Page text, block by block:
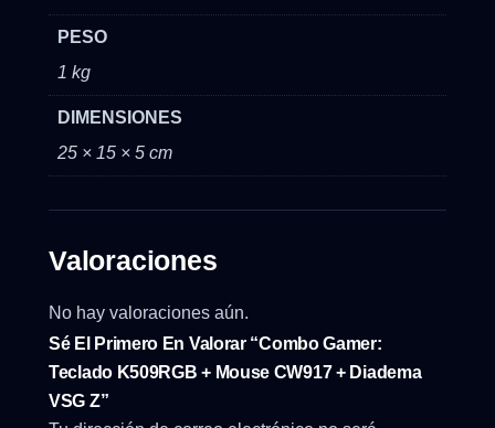
PESO
1 kg
DIMENSIONES
25 × 15 × 5 cm
Valoraciones
No hay valoraciones aún.
Sé El Primero En Valorar “Combo Gamer:
Teclado K509RGB + Mouse CW917 + Diadema
VSG Z”